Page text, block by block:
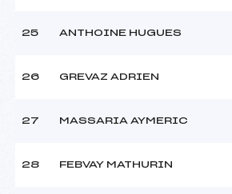
25 ANTHOINE HUGUES
26 GREVAZ ADRIEN
27 MASSARIA AYMERIC
28 FEBVAY MATHURIN